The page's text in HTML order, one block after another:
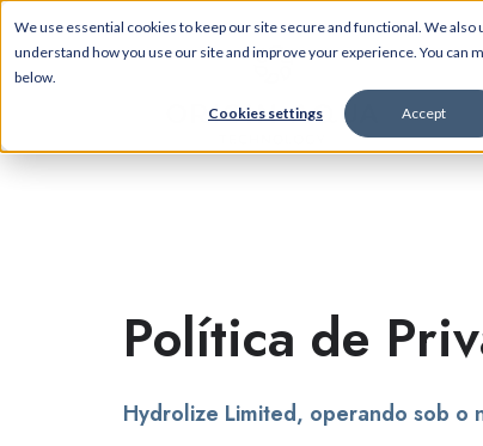
We use essential cookies to keep our site secure and functional. We also
understand how you use our site and improve your experience. You can
below.
Cookies settings Accept
Política de
Hydrolize Limited, operando sob o